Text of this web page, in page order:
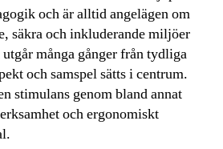
och är alltid angelägen om
säkra och inkluderande miljöer
många gånger från tydliga
och samspel sätts i centrum.
stimulans genom bland annat
och ergonomiskt